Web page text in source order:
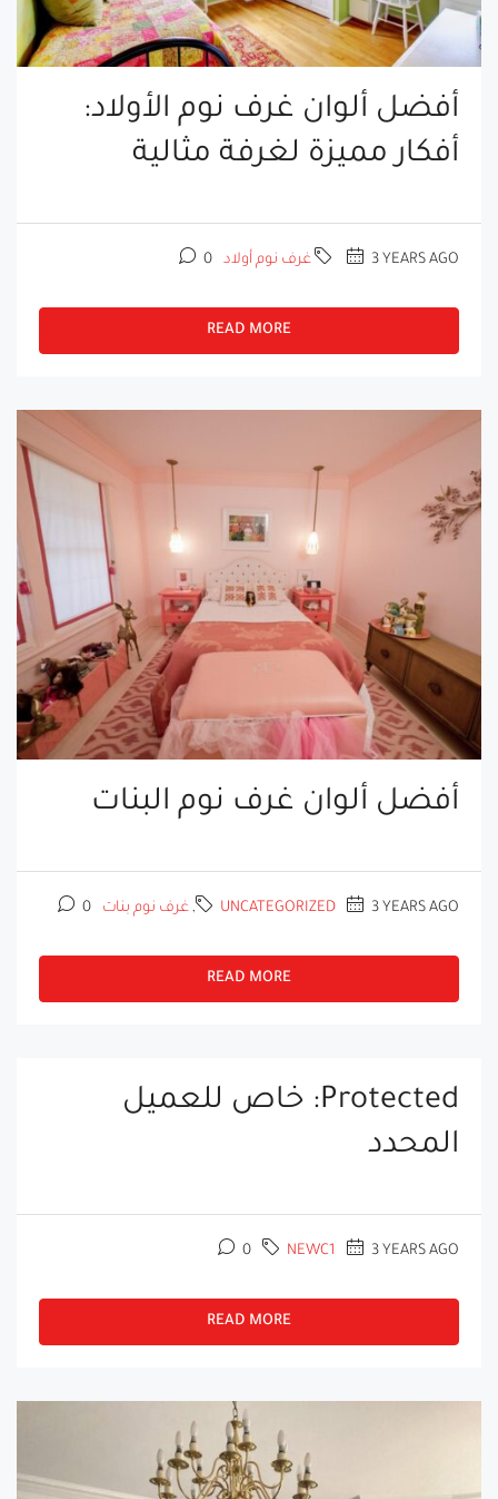
أفضل ألوان غرف نوم الأولاد:
أفكار مميزة لغرفة مثالية
3 YEARS AGO غرف نوم أولاد 0
READ MORE
أفضل ألوان غرف نوم البنات
3 YEARS AGO
UNCATEGORIZED
, غرف نوم بنات 0
READ MORE
Protected: خاص للعميل
المحدد
3 YEARS AGO
NEWC1
0
READ MORE